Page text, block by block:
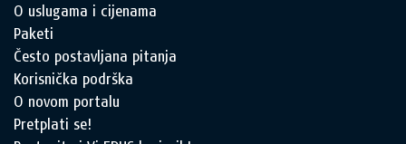
O uslugama i cijenama
Paketi
Često postavljana pitanja
Korisnička podrška
O novom portalu
Pretplati se!